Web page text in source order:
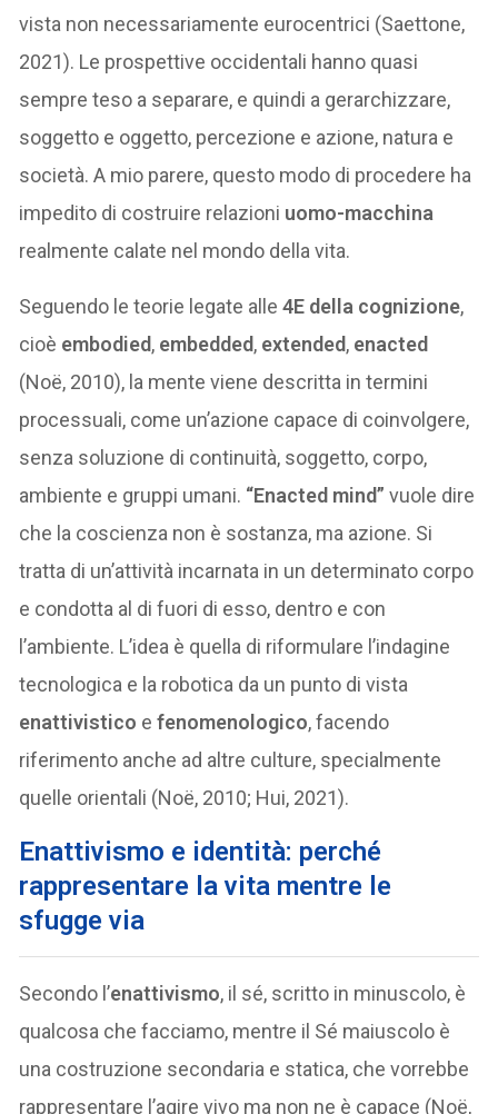
vista non necessariamente eurocentrici (Saettone,
2021). Le prospettive occidentali hanno quasi
sempre teso a separare, e quindi a gerarchizzare,
soggetto e oggetto, percezione e azione, natura e
società. A mio parere, questo modo di procedere ha
impedito di costruire relazioni uomo-macchina
realmente calate nel mondo della vita.
Seguendo le teorie legate alle4E della cognizione,
cioè embodied, embedded, extended, enacted
(Noë, 2010), la mente viene descritta in termini
processuali, come un’azione capace di coinvolgere,
senza soluzione di continuità, soggetto, corpo,
ambiente e gruppi umani. “Enacted mind” vuole dire
che la coscienza non è sostanza, ma azione. Si
tratta di un’attività incarnata in un determinato corpo
e condotta al di fuori di esso, dentro e con
l’ambiente. L’idea è quella di riformulare l’indagine
tecnologica e la robotica da un punto di vista
enattivistico efenomenologico, facendo
riferimento anche ad altre culture, specialmente
quelle orientali (Noë, 2010; Hui, 2021).
Enattivismo e identità: perché
rappresentare la vita mentre le
sfugge via
Secondo l’enattivismo, il sé, scritto in minuscolo, è
qualcosa che facciamo, mentre il Sé maiuscolo è
una costruzione secondaria e statica, che vorrebbe
rappresentare l’agire vivo ma non ne è capace (Noë,